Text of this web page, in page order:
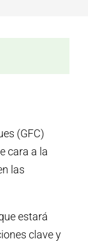
(Edificio Red
(GFC)
cara a la
las
estará
clave y